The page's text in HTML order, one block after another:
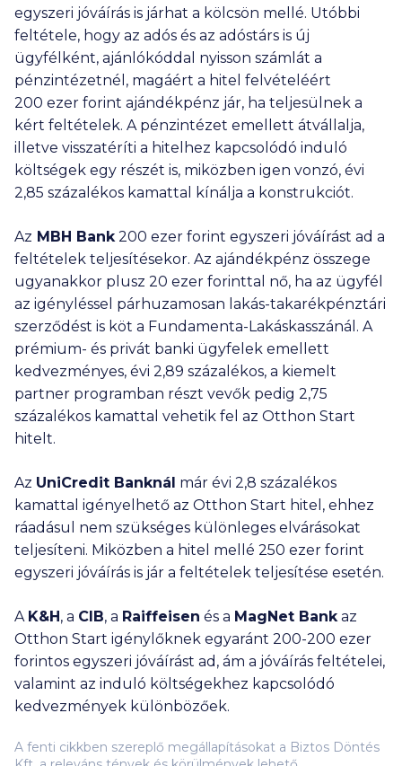
egyszeri jóváírás is járhat a kölcsön mellé. Utóbbi
feltétele, hogy az adós és az adóstárs is új
ügyfélként, ajánlókóddal nyisson számlát a
pénzintézetnél, magáért a hitel felvételéért
200 ezer forint ajándékpénz jár, ha teljesülnek a
kért feltételek. A pénzintézet emellett átvállalja,
illetve visszatéríti a hitelhez kapcsolódó induló
költségek egy részét is, miközben igen vonzó, évi
2,85 százalékos kamattal kínálja a konstrukciót.
Az MBH Bank 200 ezer forint egyszeri jóváírást ad a
feltételek teljesítésekor. Az ajándékpénz összege
ugyanakkor plusz 20 ezer forinttal nő, ha az ügyfél
az igényléssel párhuzamosan lakás-takarékpénztári
szerződést is köt a Fundamenta-Lakáskasszánál. A
prémium- és privát banki ügyfelek emellett
kedvezményes, évi 2,89 százalékos, a kiemelt
partner programban részt vevők pedig 2,75
százalékos kamattal vehetik fel az Otthon Start
hitelt.
Az UniCredit Banknál már évi 2,8 százalékos
kamattal igényelhető az Otthon Start hitel, ehhez
ráadásul nem szükséges különleges elvárásokat
teljesíteni. Miközben a hitel mellé 250 ezer forint
egyszeri jóváírás is jár a feltételek teljesítése esetén.
A K&H, a CIB, a Raiffeisen és a MagNet Bankaz
Otthon Start igénylőknek egyaránt 200-200 ezer
forintos egyszeri jóváírást ad, ám a jóváírás feltételei,
valamint az induló költségekhez kapcsolódó
kedvezmények különbözőek.
A fenti cikkben szereplő megállapításokat a Biztos Döntés